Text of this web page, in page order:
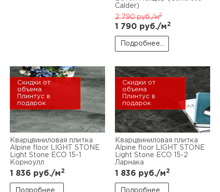
Calder)
2 790руб./м2
1 790 руб./м2
Подробнее...
Скидки от
объема
Плинтус в
подарок
Кварцвиниловая плитка
Alpine floor LIGHT STONE
Light Stone ЕСО 15-1
Корноулл
1 836 руб./м2
Подробнее...
Скидки от
объема
Плинтус в
подарок
Кварцвиниловая плитка
Alpine floor LIGHT STONE
Light Stone ЕСО 15-2
Ларнака
1 836 руб./м2
Подробнее...